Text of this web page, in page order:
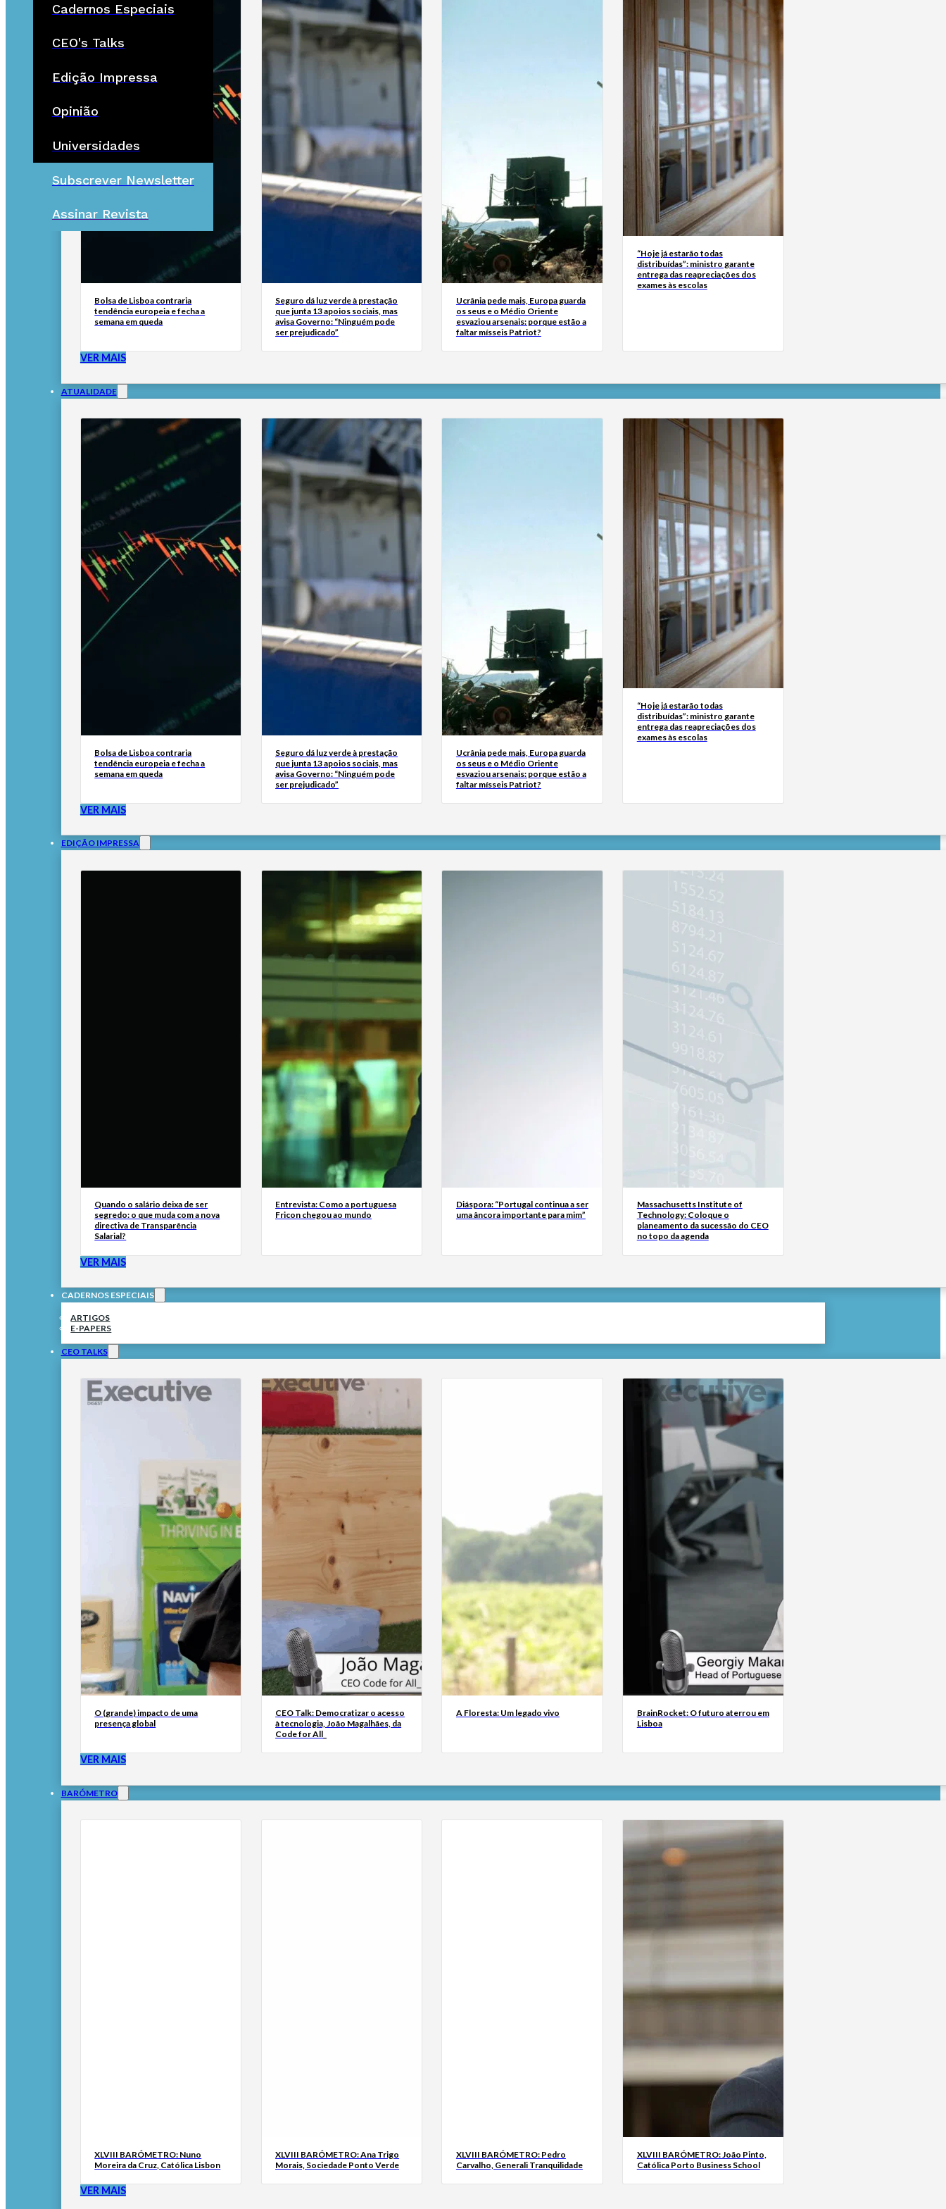
Cadernos Especiais
CEO's Talks
Edição Impressa
Opinião
Universidades
Subscrever Newsletter
Assinar Revista
Bolsa de Lisboa contraria
tendência europeia e fecha a
semana em queda
Seguro dá luz verde à prestação
que junta 13 apoios sociais, mas
avisa Governo: “Ninguém pode
ser prejudicado”
Ucrânia pede mais, Europa guarda
os seus e o Médio Oriente
esvaziou arsenais: porque estão a
faltar mísseis Patriot?
“Hoje já estarão todas
distribuídas”: ministro garante
entrega das reapreciações dos
exames às escolas
VER MAIS
ATUALIDADE
Bolsa de Lisboa contraria
tendência europeia e fecha a
semana em queda
Seguro dá luz verde à prestação
que junta 13 apoios sociais, mas
avisa Governo: “Ninguém pode
ser prejudicado”
Ucrânia pede mais, Europa guarda
os seus e o Médio Oriente
esvaziou arsenais: porque estão a
faltar mísseis Patriot?
“Hoje já estarão todas
distribuídas”: ministro garante
entrega das reapreciações dos
exames às escolas
VER MAIS
EDIÇÃO IMPRESSA
Quando o salário deixa de ser
segredo: o que muda com a nova
directiva de Transparência
Salarial?
Entrevista: Como a portuguesa
Fricon chegou ao mundo
Diáspora: “Portugal continua a ser
uma âncora importante para mim”
Massachusetts Institute of
Technology: Coloque o
planeamento da sucessão do CEO
no topo da agenda
VER MAIS
CADERNOS ESPECIAIS
ARTIGOS
E-PAPERS
CEO TALKS
O (grande) impacto de uma
presença global
CEO Talk: Democratizar o acesso
à tecnologia, João Magalhães, da
Code for All_
A Floresta: Um legado vivo
BrainRocket: O futuro aterrou em
Lisboa
VER MAIS
BARÓMETRO
XLVIII BARÓMETRO: Nuno
Moreira da Cruz, Católica Lisbon
XLVIII BARÓMETRO: Ana Trigo
Morais, Sociedade Ponto Verde
XLVIII BARÓMETRO: Pedro
Carvalho, Generali Tranquilidade
XLVIII BARÓMETRO: João Pinto,
Católica Porto Business School
VER MAIS